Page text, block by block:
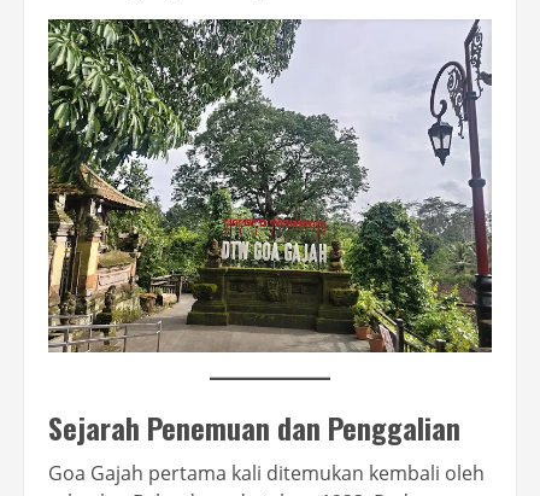
Sejarah Penemuan dan Penggalian
Goa Gajah pertama kali ditemukan kembali oleh